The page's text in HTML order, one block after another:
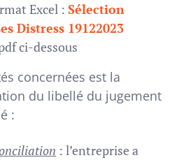
Excel : Sélection
Distress 19122023
ci-dessous
concernées est la
du libellé du jugement
:
: l’entreprise a